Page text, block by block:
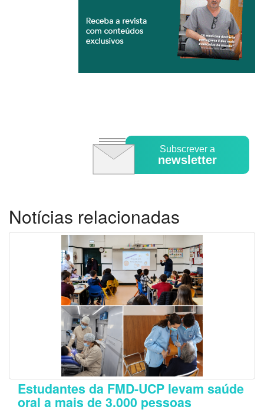
Subscrever a
newsletter
Notícias relacionadas
Estudantes da FMD-UCP levam saúde
oral a mais de 3.000 pessoas